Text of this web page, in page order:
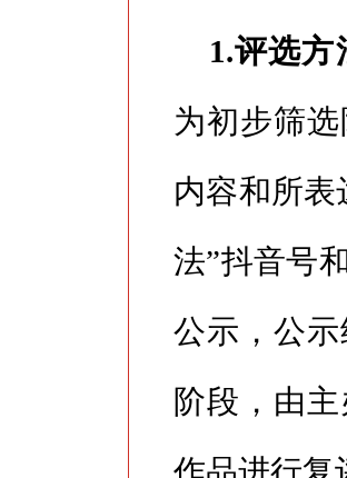
1.评选方
为初步筛
内容和所
法”抖音号
公示，公
阶段，由